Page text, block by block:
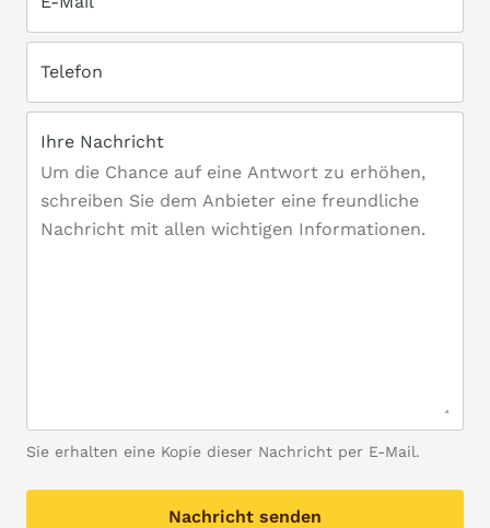
Telefon
Ihre Nachricht
Sie erhalten eine Kopie dieser Nachricht per E-Mail.
Nachricht senden